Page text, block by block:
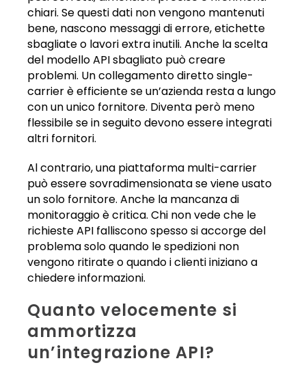
chiari. Se questi dati non vengono mantenuti
bene, nascono messaggi di errore, etichette
sbagliate o lavori extra inutili. Anche la scelta
del modello API sbagliato può creare
problemi. Un collegamento diretto single-
carrier è efficiente se un’azienda resta a lungo
con un unico fornitore. Diventa però meno
flessibile se in seguito devono essere integrati
altri fornitori.
Al contrario, una piattaforma multi-carrier
può essere sovradimensionata se viene usato
un solo fornitore. Anche la mancanza di
monitoraggio è critica. Chi non vede che le
richieste API falliscono spesso si accorge del
problema solo quando le spedizioni non
vengono ritirate o quando i clienti iniziano a
chiedere informazioni.
Quanto velocemente si
ammortizza
un’integrazione API?